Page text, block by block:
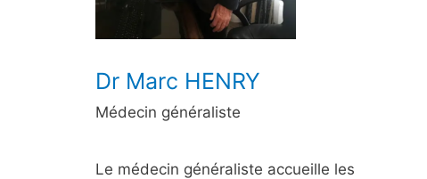
Dr Marc HENRY
Médecin généraliste
Le médecin généraliste accueille les